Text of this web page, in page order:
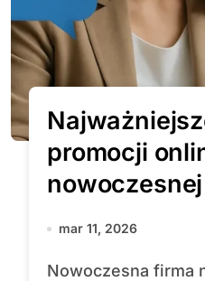
promocji
mar 11, 2026
Nowoczesna firma nie może już